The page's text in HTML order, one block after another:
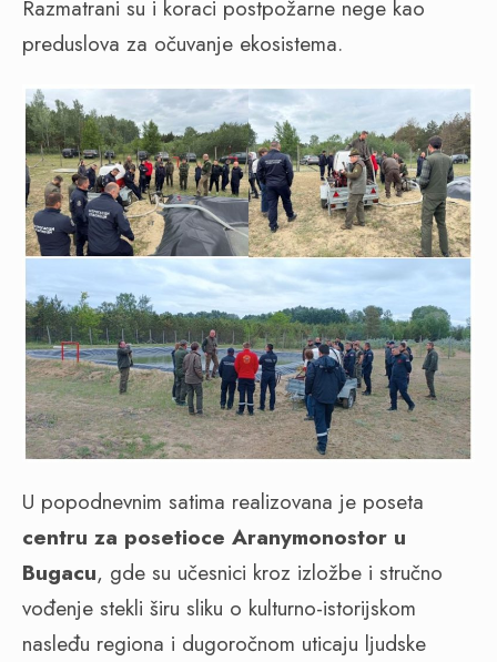
Razmatrani su i koraci postpožarne nege kao
preduslova za očuvanje ekosistema.
U popodnevnim satima realizovana je poseta
centru za posetioce Aranymonostor u
Bugacu, gde su učesnici kroz izložbe i stručno
vođenje stekli širu sliku o kulturno-istorijskom
nasleđu regiona i dugoročnom uticaju ljudske